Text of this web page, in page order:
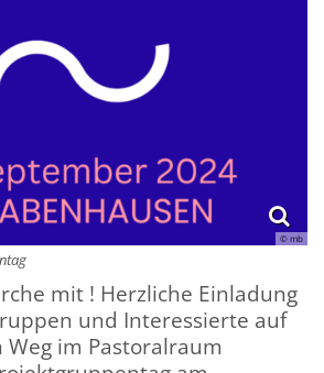
© mb
mit ! Herzliche Einladung
und Interessierte auf
im Pastoralraum